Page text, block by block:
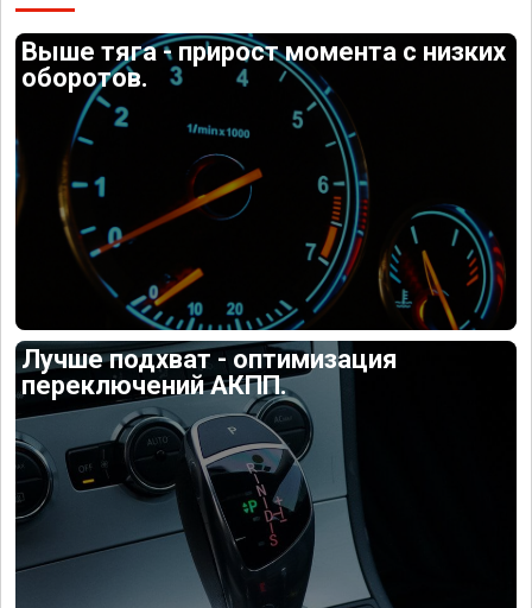
Выше тяга - прирост момента с низких
оборотов.
Лучше подхват - оптимизация
переключений АКПП.